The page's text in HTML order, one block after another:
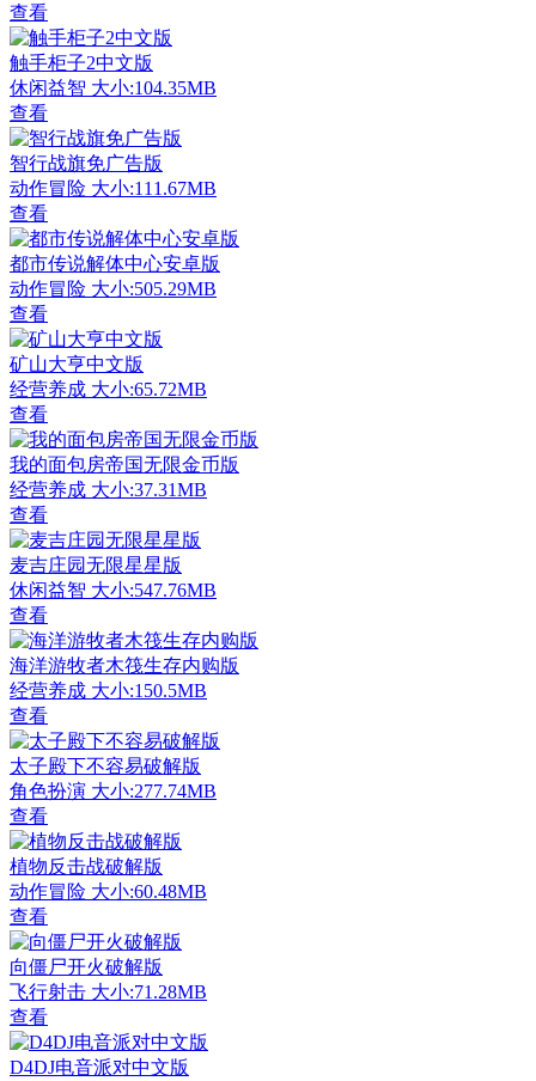
查看
触手柜子2中文版
休闲益智 大小:104.35MB
查看
智行战旗免广告版
动作冒险 大小:111.67MB
查看
都市传说解体中心安卓版
动作冒险 大小:505.29MB
查看
矿山大亨中文版
经营养成 大小:65.72MB
查看
我的面包房帝国无限金币版
经营养成 大小:37.31MB
查看
麦吉庄园无限星星版
休闲益智 大小:547.76MB
查看
海洋游牧者木筏生存内购版
经营养成 大小:150.5MB
查看
太子殿下不容易破解版
角色扮演 大小:277.74MB
查看
植物反击战破解版
动作冒险 大小:60.48MB
查看
向僵尸开火破解版
飞行射击 大小:71.28MB
查看
D4DJ电音派对中文版